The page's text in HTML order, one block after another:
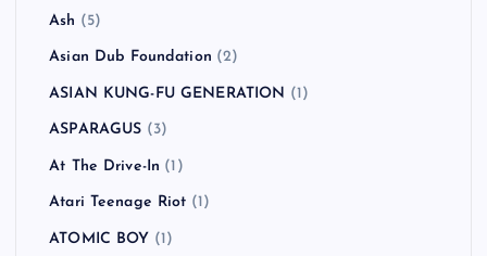
Ash (5)
Asian Dub Foundation (2)
ASIAN KUNG-FU GENERATION (1)
ASPARAGUS (3)
At The Drive-In (1)
Atari Teenage Riot (1)
ATOMIC BOY (1)